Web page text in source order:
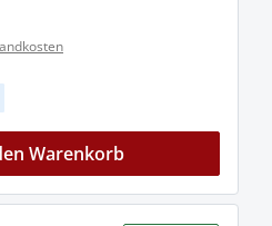
Warenkorb